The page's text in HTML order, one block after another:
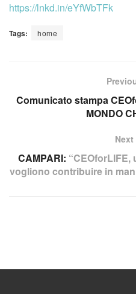
https://lnkd.in/eYfWbTFk
Tags: home
Comunicato stampa
MONDO
CAMPARI:
vogliono contribuire in